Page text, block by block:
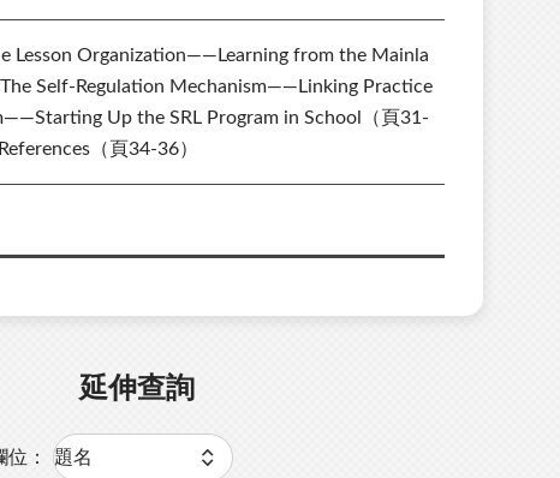
Lesson Organization——Learning from the Mainla
Self-Regulation Mechanism——Linking Practice
Up the SRL Program in School（頁31-
（頁34-36）
延伸查詢
：